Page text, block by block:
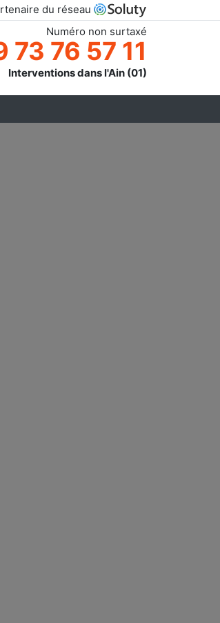
du réseau
Numéro non surtaxé
76 57 11
Interventions dans l'Ain (01)